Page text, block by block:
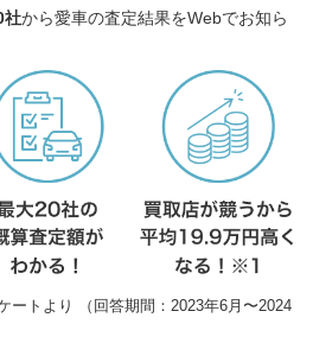
社から愛車の査定結果をWebでお知ら
ートより （回答期間：2023年6月〜2024